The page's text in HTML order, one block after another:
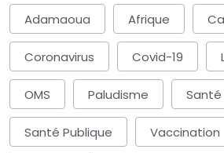
Adamaoua Afrique
Coronavirus Covid-19
OMS Paludisme Santé
Santé Publique Vaccination